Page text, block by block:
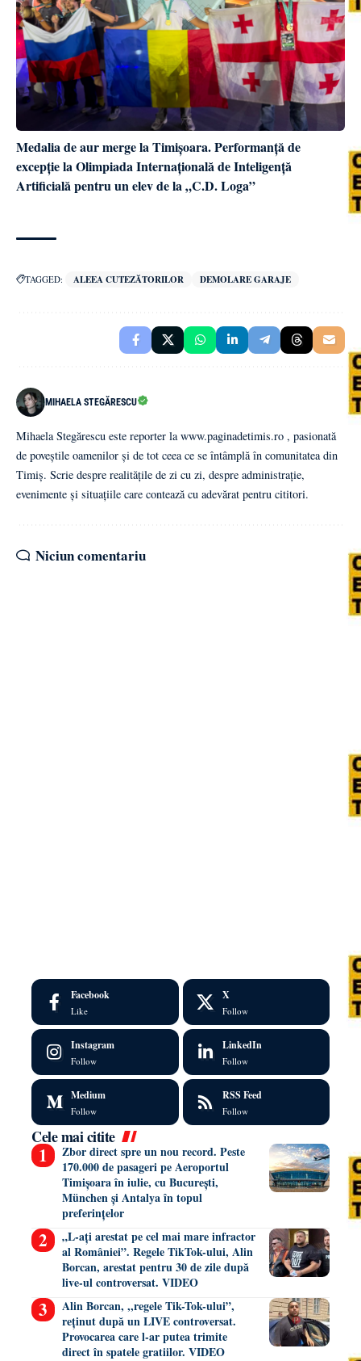
Medalia de aur merge la Timișoara. Performanță de
excepție la Olimpiada Internațională de Inteligență
Artificială pentru un elev de la „C.D. Loga”
TAGGED: ALEEA CUTEZĂTORILOR DEMOLARE GARAJE
MIHAELA STEGĂRESCU
Mihaela Stegărescu este reporter la www.paginadetimis.ro , pasionată
de poveștile oamenilor și de tot ceea ce se întâmplă în comunitatea din
Timiș. Scrie despre realitățile de zi cu zi, despre administrație,
evenimente și situațiile care contează cu adevărat pentru cititori.
Niciun comentariu
Facebook
Like
X
Follow
Instagram
Follow
LinkedIn
Follow
Medium
Follow
RSS Feed
Follow
Cele mai citite
Zbor direct spre un nou record. Peste
170.000 de pasageri pe Aeroportul
Timișoara în iulie, cu București,
München și Antalya în topul
preferințelor
„L-ați arestat pe cel mai mare infractor
al României”. Regele TikTok-ului, Alin
Borcan, arestat pentru 30 de zile după
live-ul controversat. VIDEO
Alin Borcan, ,,regele Tik-Tok-ului”,
reținut după un LIVE controversat.
Provocarea care l-ar putea trimite
direct în spatele gratiilor. VIDEO